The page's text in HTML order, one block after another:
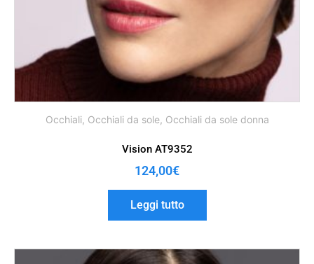
Occhiali, Occhiali da sole, Occhiali da sole donna
Vision AT9352
124,00€
Leggi tutto